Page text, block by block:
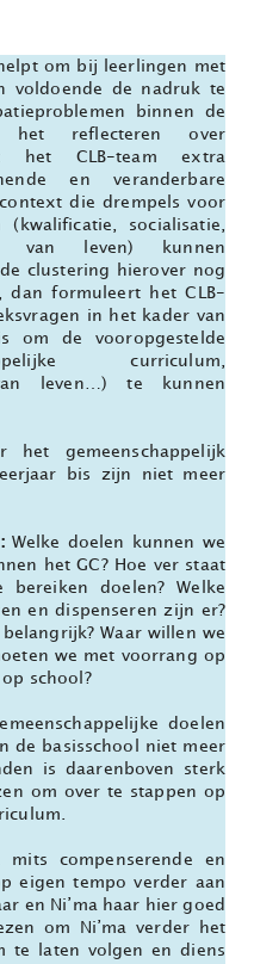
om bij leerlingen met
voldoende de nadruk te
binnen de
reflecteren over
het CLB-team extra
en veranderbare
die drempels voor
socialisatie,
van leven) kunnen
clustering hierover nog
dan formuleert het CLB-
in het kader van
om de vooropgestelde
curriculum,
leven…) te kunnen
gemeenschappelijk
bis zijn niet meer
Welke doelen kunnen we
het GC? Hoe ver staat
doelen? Welke
en dispenseren zijn er?
Waar willen we
we met voorrang op
school?
doelen
de basisschool niet meer
is daarenboven sterk
om over te stappen op
mits compenserende en
eigen tempo verder aan
en Ni’ma haar hier goed
om Ni’ma verder het
te laten volgen en diens